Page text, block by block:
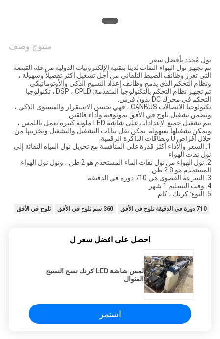
منتوج وصف
نول مُجدد بأفضل سعر
تم تجهيز نول الهواء النفاث لدينا بتقنية الإلكترونيات الدولية من فئة القبضة
التي تعزز وظائف الضبط التلقائي من أجل تشغيل أكثر تفصيلاً وسهولة ،
ونظام التحكم الذي يدمج وظائف إعداد النسيج الذكي والأوتوماتيكي.
تم تجهيز نظام التحكم بالتكنولوجيا المتقدمة: DSP ، CPLD ، تكنولوجيا
التحكم في محرك DC بدون فرش.
تكنولوجيا الاتصالات CANBUS ، فهي تحسن الاستقرار والمستوى الذكي ،
وتضمن تشغيل تلوح في الأفق بموثوقية وأداء فائقين.
يتم تشغيل جميع الإعدادات على شاشة LED ملونة كبيرة تعمل باللمس ،
ويمكن تشغيلها بسهولة. يمكن نقل بيانات التشغيل والتشغيل وتخزينها من
خلال أقراص U وبطاقات الذاكرة الرقمية.
1. السعر والأداء أكثر قدرة على المنافسة مع تحويل نول المياه النفاثة إلى
نول نفاث الهواء
2. نول الهواء من نول نفاث الماء المستخدم هو 2 طن ، ونول نول الهواء
المستخدم هو 2.8 طن.
3. السرعة القصوى هي 710 دورة في الدقيقة
4. وقت التسليم 1 شهر
5. النوع: كرنك ، كام
710 دورة في الدقيقة تلوح في الأفق 360 سم تلوح في الأفق تلوح في الأفق
احصل على افضل سعر ل
لمس شاشة LED كرنك نسج النسيج
المنوال
استمر